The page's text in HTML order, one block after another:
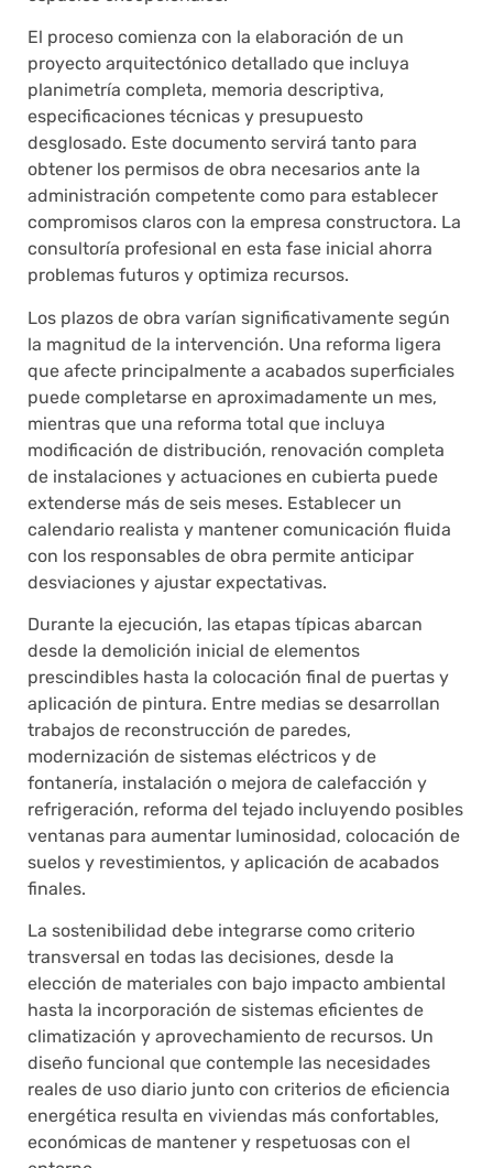
El proceso comienza con la elaboración de un
proyecto arquitectónico detallado que incluya
planimetría completa, memoria descriptiva,
especificaciones técnicas y presupuesto
desglosado. Este documento servirá tanto para
obtener los permisos de obra necesarios ante la
administración competente como para establecer
compromisos claros con la empresa constructora. La
consultoría profesional en esta fase inicial ahorra
problemas futuros y optimiza recursos.
Los plazos de obra varían significativamente según
la magnitud de la intervención. Una reforma ligera
que afecte principalmente a acabados superficiales
puede completarse en aproximadamente un mes,
mientras que una reforma total que incluya
modificación de distribución, renovación completa
de instalaciones y actuaciones en cubierta puede
extenderse más de seis meses. Establecer un
calendario realista y mantener comunicación fluida
con los responsables de obra permite anticipar
desviaciones y ajustar expectativas.
Durante la ejecución, las etapas típicas abarcan
desde la demolición inicial de elementos
prescindibles hasta la colocación final de puertas y
aplicación de pintura. Entre medias se desarrollan
trabajos de reconstrucción de paredes,
modernización de sistemas eléctricos y de
fontanería, instalación o mejora de calefacción y
refrigeración, reforma del tejado incluyendo posibles
ventanas para aumentar luminosidad, colocación de
suelos y revestimientos, y aplicación de acabados
finales.
La sostenibilidad debe integrarse como criterio
transversal en todas las decisiones, desde la
elección de materiales con bajo impacto ambiental
hasta la incorporación de sistemas eficientes de
climatización y aprovechamiento de recursos. Un
diseño funcional que contemple las necesidades
reales de uso diario junto con criterios de eficiencia
energética resulta en viviendas más confortables,
económicas de mantener y respetuosas con el